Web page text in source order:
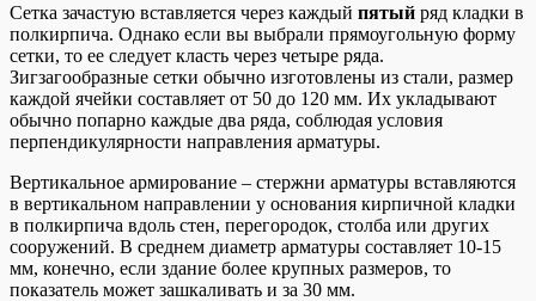
Сетка зачастую вставляется через каждый пятый ряд кладки в
полкирпича. Однако если вы выбрали прямоугольную форму
сетки, то ее следует класть через четыре ряда.
Зигзагообразные сетки обычно изготовлены из стали, размер
каждой ячейки составляет от 50 до 120 мм. Их укладывают
обычно попарно каждые два ряда, соблюдая условия
перпендикулярности направления арматуры.
Вертикальное армирование – стержни арматуры вставляются
в вертикальном направлении у основания кирпичной кладки
в полкирпича вдоль стен, перегородок, столба или других
сооружений. В среднем диаметр арматуры составляет 10-15
мм, конечно, если здание более крупных размеров, то
показатель может зашкаливать и за 30 мм.